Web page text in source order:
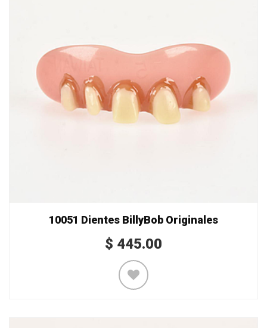
10051 Dientes BillyBob Originales
$ 445.00